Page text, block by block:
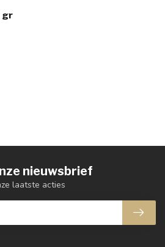
gr
nieuwsbrief
laatste acties